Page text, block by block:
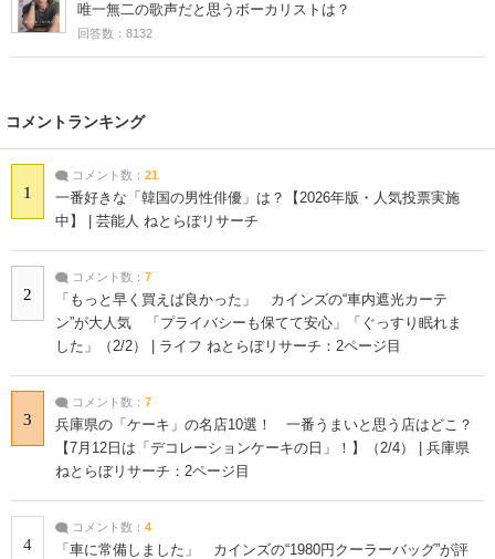
唯一無二の歌声だと思うボーカリストは？
回答数：8132
コメントランキング
1
コメント数： 21
一番好きな「韓国の男性俳優」は？【2026年版・人気投票実施
中】 | 芸能人 ねとらぼリサーチ
2
コメント数： 7
「もっと早く買えば良かった」 カインズの“車内遮光カーテ
ン”が大人気 「プライバシーも保てて安心」「ぐっすり眠れま
した」（2/2） | ライフ ねとらぼリサーチ：2ページ目
3
コメント数： 7
兵庫県の「ケーキ」の名店10選！ 一番うまいと思う店はどこ？
【7月12日は「デコレーションケーキの日」！】（2/4） | 兵庫県
ねとらぼリサーチ：2ページ目
4
コメント数： 4
「車に常備しました」 カインズの“1980円クーラーバッグ”が評